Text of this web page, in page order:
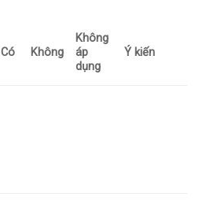
Có Không
Không
áp
dụng
Ý kiến